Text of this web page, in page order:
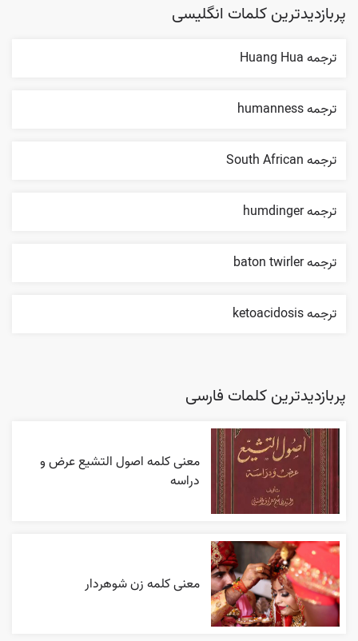
پربازدیدترین کلمات انگلیسی
ترجمه Huang Hua
ترجمه humanness
ترجمه South African
ترجمه humdinger
ترجمه baton twirler
ترجمه ketoacidosis
پربازدیدترین کلمات فارسی
معنی کلمه اصول التشیع عرض و
دراسه
معنی کلمه زن شوهردار